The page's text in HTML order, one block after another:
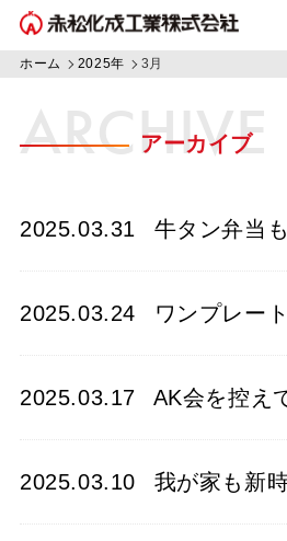
ホーム 2025年 3月
ARCHIVE
アーカイブ
2025.03.31 牛タン弁当
2025.03.24 ワンプレー
2025.03.17 AK会を控え
2025.03.10 我が家も新